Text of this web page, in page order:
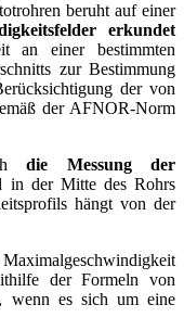
beruht auf einer
erkundet
an einer bestimmten
zur Bestimmung
der von
der AFNOR-Norm
die Messung der
in der Mitte des Rohrs
hängt von der
der Formeln von
wenn es sich um eine